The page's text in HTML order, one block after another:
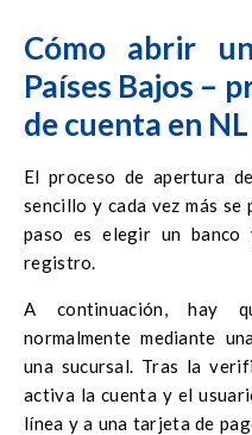
Cómo abrir
Países Bajos –
de cuenta en
El proceso de apertura
sencillo y cada vez más
paso es elegir un
registro.
A continuación, hay
normalmente mediante
una sucursal. Tras la
activa la cuenta y el
línea y a una tarjeta de